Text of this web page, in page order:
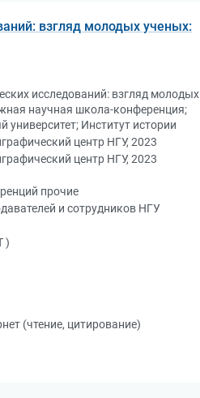
взгляд молодых ученых:
исследований: взгляд молодых
научная школа-конференция;
университет; Институт истории
центр НГУ, 2023
центр НГУ, 2023
прочие
и сотрудников НГУ
)
(чтение, цитирование)